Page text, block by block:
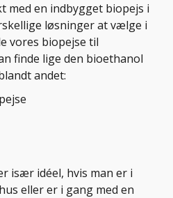
med en indbygget biopejs i
løsninger at vælge i
vores biopejse til
finde lige den bioethanol
andet:
især idéel, hvis man er i
eller er i gang med en